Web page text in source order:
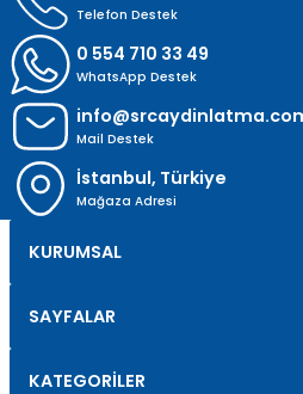
Telefon Destek
0 554 710 33 49
WhatsApp Destek
Mail Destek
İstanbul, Türkiye
Mağaza Adresi
KURUMSAL
SAYFALAR
KATEGORİLER